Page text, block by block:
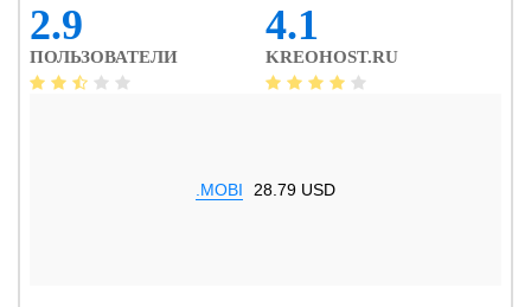
2.9
ПОЛЬЗОВАТЕЛИ
4.1
KREOHOST.RU
.MOBI 28.79 USD